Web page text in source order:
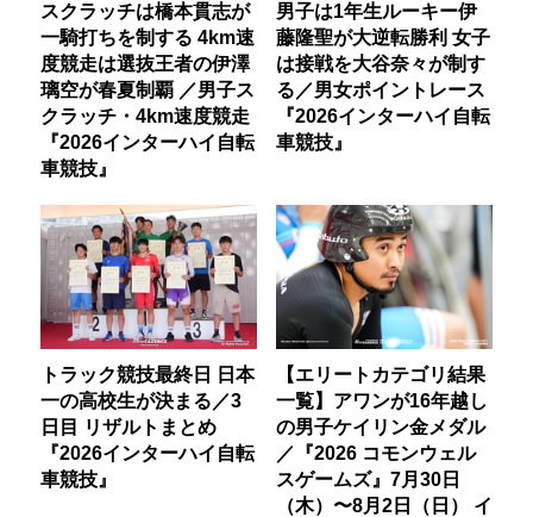
スクラッチは橋本貫志が
一騎打ちを制する 4km速
度競走は選抜王者の伊澤
璃空が春夏制覇 ／男子ス
クラッチ・4km速度競走
『2026インターハイ自転
車競技』
男子は1年生ルーキー伊
藤隆聖が大逆転勝利 女子
は接戦を大谷奈々が制す
る／男女ポイントレース
『2026インターハイ自転
車競技』
トラック競技最終日 日本
一の高校生が決まる／3
日目 リザルトまとめ
『2026インターハイ自転
車競技』
【エリートカテゴリ結果
一覧】アワンが16年越し
の男子ケイリン金メダル
／『2026 コモンウェル
スゲームズ』7月30日
（木）〜8月2日（日） イ